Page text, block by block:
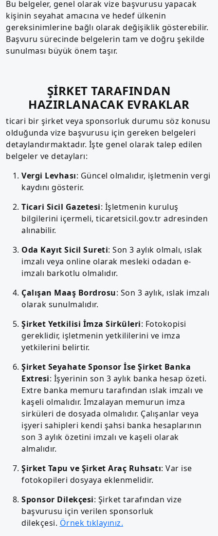
Bu belgeler, genel olarak vize başvurusu yapacak
kişinin seyahat amacına ve hedef ülkenin
gereksinimlerine bağlı olarak değişiklik gösterebilir.
Başvuru sürecinde belgelerin tam ve doğru şekilde
sunulması büyük önem taşır.
ŞİRKET TARAFINDAN
HAZIRLANACAK EVRAKLAR
ticari bir şirket veya sponsorluk durumu söz konusu
olduğunda vize başvurusu için gereken belgeleri
detaylandırmaktadır. İşte genel olarak talep edilen
belgeler ve detayları:
Vergi Levhası: Güncel olmalıdır, işletmenin vergi
kaydını gösterir.
Ticari Sicil Gazetesi: İşletmenin kuruluş
bilgilerini içermeli, ticaretsicil.gov.tr adresinden
alınabilir.
Oda Kayıt Sicil Sureti: Son 3 aylık olmalı, ıslak
imzalı veya online olarak mesleki odadan e-
imzalı barkotlu olmalıdır.
Çalışan Maaş Bordrosu: Son 3 aylık, ıslak imzalı
olarak sunulmalıdır.
Şirket Yetkilisi İmza Sirküleri: Fotokopisi
gereklidir, işletmenin yetkililerini ve imza
yetkilerini belirtir.
Şirket Seyahate Sponsor İse Şirket Banka
Extresi: İşyerinin son 3 aylık banka hesap özeti.
Extre banka memuru tarafından ıslak imzalı ve
kaşeli olmalıdır. İmzalayan memurun imza
sirküleri de dosyada olmalıdır. Çalışanlar veya
işyeri sahipleri kendi şahsi banka hesaplarının
son 3 aylık özetini imzalı ve kaşeli olarak
almalıdır.
Şirket Tapu ve Şirket Araç Ruhsatı: Var ise
fotokopileri dosyaya eklenmelidir.
Sponsor Dilekçesi: Şirket tarafından vize
başvurusu için verilen sponsorluk
dilekçesi. Örnek tıklayınız.